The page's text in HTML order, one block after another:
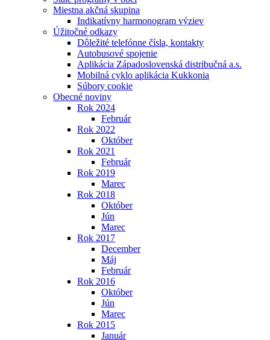
Miestna akčná skupina
Indikatívny harmonogram výziev
Úžitočné odkazy
Dôležité telefónne čísla, kontakty
Autobusové spojenie
Aplikácia Západoslovenská distribučná a.s.
Mobilná cyklo aplikácia Kukkonia
Súbory cookie
Obecné noviny
Rok 2024
Február
Rok 2022
Október
Rok 2021
Február
Rok 2019
Marec
Rok 2018
Október
Jún
Marec
Rok 2017
December
Máj
Február
Rok 2016
Október
Jún
Marec
Rok 2015
Január